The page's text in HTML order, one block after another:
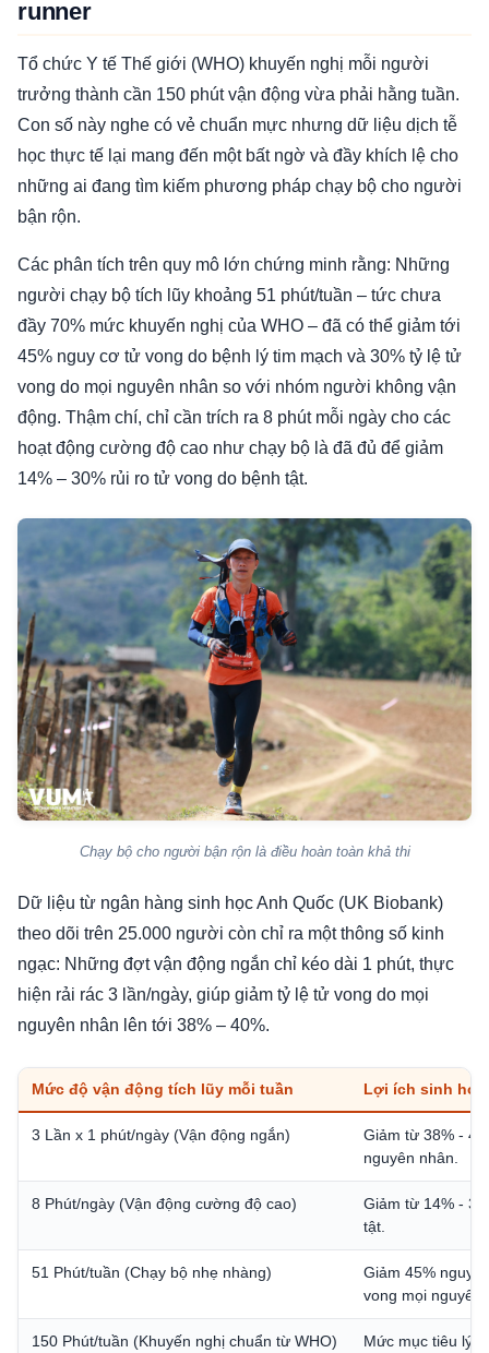
runner
Tổ chức Y tế Thế giới (WHO) khuyến nghị mỗi người
trưởng thành cần 150 phút vận động vừa phải hằng tuần.
Con số này nghe có vẻ chuẩn mực nhưng dữ liệu dịch tễ
học thực tế lại mang đến một bất ngờ và đầy khích lệ cho
những ai đang tìm kiếm phương pháp chạy bộ cho người
bận rộn.
Các phân tích trên quy mô lớn chứng minh rằng: Những
người chạy bộ tích lũy khoảng 51 phút/tuần – tức chưa
đầy 70% mức khuyến nghị của WHO – đã có thể giảm tới
45% nguy cơ tử vong do bệnh lý tim mạch và 30% tỷ lệ tử
vong do mọi nguyên nhân so với nhóm người không vận
động. Thậm chí, chỉ cần trích ra 8 phút mỗi ngày cho các
hoạt động cường độ cao như chạy bộ là đã đủ để giảm
14% – 30% rủi ro tử vong do bệnh tật.
Chạy bộ cho người bận rộn là điều hoàn toàn khả thi
Dữ liệu từ ngân hàng sinh học Anh Quốc (UK Biobank)
theo dõi trên 25.000 người còn chỉ ra một thông số kinh
ngạc: Những đợt vận động ngắn chỉ kéo dài 1 phút, thực
hiện rải rác 3 lần/ngày, giúp giảm tỷ lệ tử vong do mọi
nguyên nhân lên tới 38% – 40%.
Mức độ vận động tích lũy mỗi tuần Lợi ích sinh
3 Lần x 1 phút/ngày (Vận động ngắn)
Giảm từ 38% -
nguyên nhân.
8 Phút/ngày (Vận động cường độ cao)
Giảm từ 14% -
tật.
51 Phút/tuần (Chạy bộ nhẹ nhàng)
Giảm 45% nguy
vong mọi nguyên
150 Phút/tuần (Khuyến nghị chuẩn từ WHO)
Mức mục tiêu lý